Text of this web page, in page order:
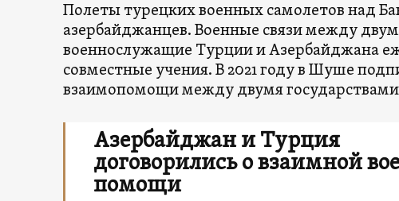
Полеты турецких военных самолетов над
азербайджанцев. Военные связи между
военнослужащие Турции и Азербайджана
совместные учения. В 2021 году в Шуше
взаимопомощи между двумя
Азербайджан и Турция
договорились о взаимной
помощи